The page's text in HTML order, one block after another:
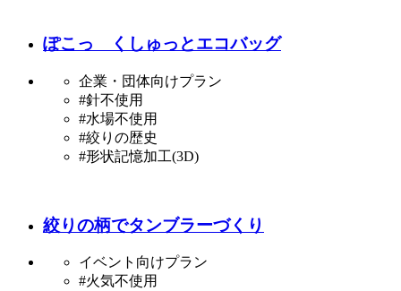
ぽこっ くしゅっとエコバッグ
企業・団体向けプラン
#針不使用
#水場不使用
#絞りの歴史
#形状記憶加工(3D)
絞りの柄でタンブラーづくり
イベント向けプラン
#火気不使用